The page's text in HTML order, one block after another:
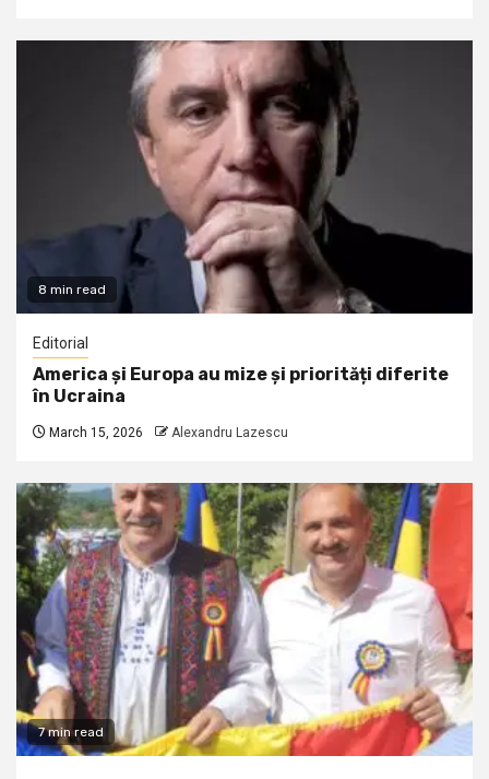
8 min read
Editorial
America și Europa au mize și priorități diferite
în Ucraina
March 15, 2026 Alexandru Lazescu
7 min read